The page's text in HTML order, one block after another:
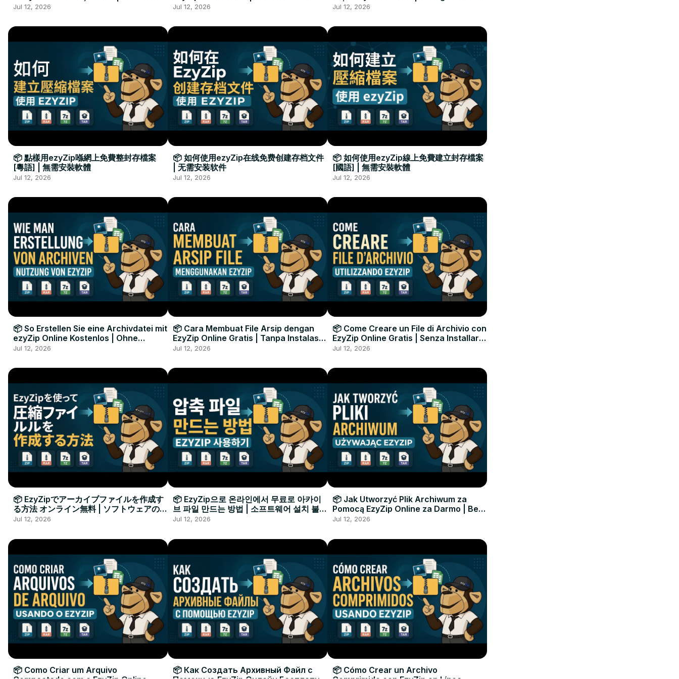
Kurulumu Gerekmez
Jul 12, 2026
Installation Required
Jul 12, 2026
Đặt Phần Mềm
Jul 12, 2026
📦 點樣用ezyZip喺網上免費整封存檔案
[粵語] | 無需安裝軟體
Jul 12, 2026
📦 如何使用ezyZip在线免费创建存档文件
| 无需安装软件
Jul 12, 2026
📦 如何使用ezyZip線上免費建立封存檔案
[國語] | 無需安裝軟體
Jul 12, 2026
📦 So Erstellen Sie eine Archivdatei mit
ezyZip Online Kostenlos | Ohne
Softwareinstallation
Jul 12, 2026
📦 Cara Membuat File Arsip dengan
EzyZip Online Gratis | Tanpa Instalasi
Perangkat Lunak
Jul 12, 2026
📦 Come Creare un File di Archivio con
EzyZip Online Gratis | Senza Installare
Software
Jul 12, 2026
📦 EzyZipでアーカイブファイルを作成す
る方法 オンライン無料 | ソフトウェアのイ
ンストール不要
Jul 12, 2026
📦 EzyZip으로 온라인에서 무료로 아카이
브 파일 만드는 방법 | 소프트웨어 설치 불필
요
Jul 12, 2026
📦 Jak Utworzyć Plik Archiwum za
Pomocą EzyZip Online za Darmo | Bez
Instalacji Oprogramowania
Jul 12, 2026
📦 Como Criar um Arquivo
📦 Как Создать Архивный Файл с
📦 Cómo Crear un Archivo